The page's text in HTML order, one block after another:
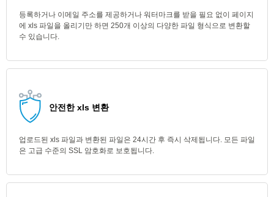
등록하거나 이메일 주소를 제공하거나 워터마크를 받을 필요 없이 페이지
에 xls 파일을 올리기만 하면 250개 이상의 다양한 파일 형식으로 변환할
수 있습니다.
안전한 xls 변환
업로드된 xls 파일과 변환된 파일은 24시간 후 즉시 삭제됩니다. 모든 파일
은 고급 수준의 SSL 암호화로 보호됩니다.